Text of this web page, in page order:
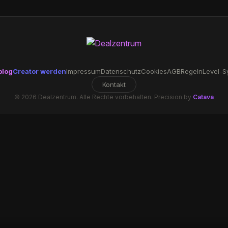
Creator werdenImpressumDatenschutzCookiesAGBRegelnLevel-
Kontakt
© 2026 Dealzentrum. Alle Rechte vorbehalten. Precision by Catava